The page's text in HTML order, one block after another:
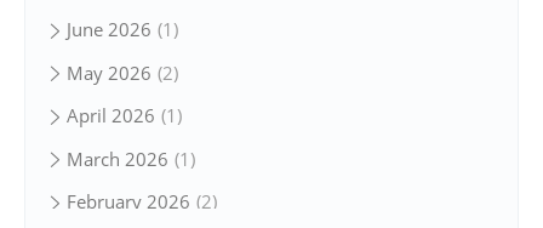
June 2026 1
May 2026 2
April 2026 1
March 2026 1
February 2026 2